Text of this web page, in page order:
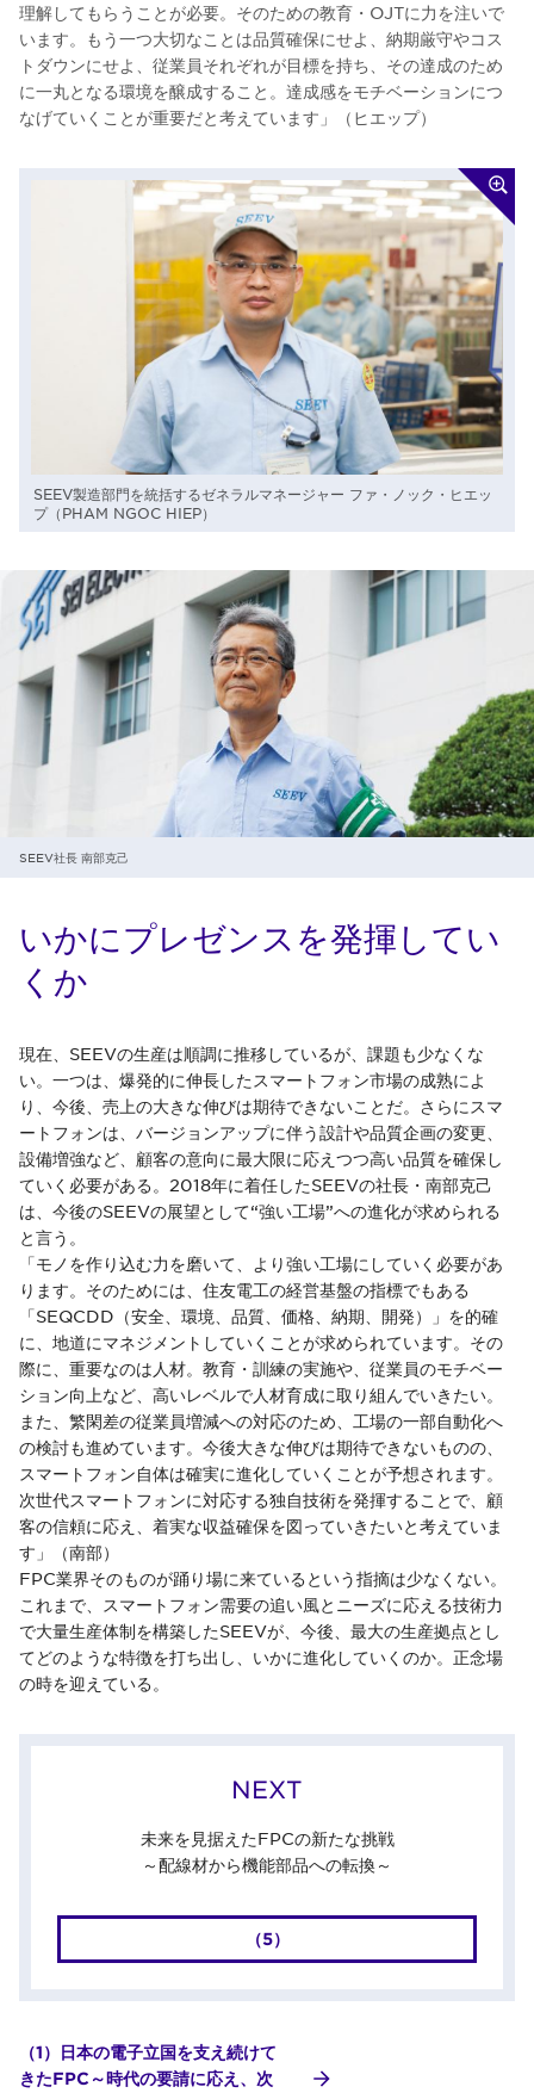
理解してもらうことが必要。そのための教育・OJTに力を注いで
います。もう一つ大切なことは品質確保にせよ、納期厳守やコス
トダウンにせよ、従業員それぞれが目標を持ち、その達成のため
に一丸となる環境を醸成すること。達成感をモチベーションにつ
なげていくことが重要だと考えています」（ヒエップ）
SEEV製造部門を統括するゼネラルマネージャー ファ・ノック・ヒエッ
プ（PHAM NGOC HIEP）
SEEV社長 南部克己
いかにプレゼンスを発揮してい
くか
現在、SEEVの生産は順調に推移しているが、課題も少なくな
い。一つは、爆発的に伸長したスマートフォン市場の成熟によ
り、今後、売上の大きな伸びは期待できないことだ。さらにスマ
ートフォンは、バージョンアップに伴う設計や品質企画の変更、
設備増強など、顧客の意向に最大限に応えつつ高い品質を確保し
ていく必要がある。2018年に着任したSEEVの社長・南部克己
は、今後のSEEVの展望として“強い工場”への進化が求められる
と言う。
「モノを作り込む力を磨いて、より強い工場にしていく必要があ
ります。そのためには、住友電工の経営基盤の指標でもある
「SEQCDD（安全、環境、品質、価格、納期、開発）」を的確
に、地道にマネジメントしていくことが求められています。その
際に、重要なのは人材。教育・訓練の実施や、従業員のモチベー
ション向上など、高いレベルで人材育成に取り組んでいきたい。
また、繁閑差の従業員増減への対応のため、工場の一部自動化へ
の検討も進めています。今後大きな伸びは期待できないものの、
スマートフォン自体は確実に進化していくことが予想されます。
次世代スマートフォンに対応する独自技術を発揮することで、顧
客の信頼に応え、着実な収益確保を図っていきたいと考えていま
す」（南部）
FPC業界そのものが踊り場に来ているという指摘は少なくない。
これまで、スマートフォン需要の追い風とニーズに応える技術力
で大量生産体制を構築したSEEVが、今後、最大の生産拠点とし
てどのような特徴を打ち出し、いかに進化していくのか。正念場
の時を迎えている。
NEXT
未来を見据えたFPCの新たな挑戦
～配線材から機能部品への転換～
（5）
（1）日本の電子立国を支え続けて
きたFPC～時代の要請に応え、次